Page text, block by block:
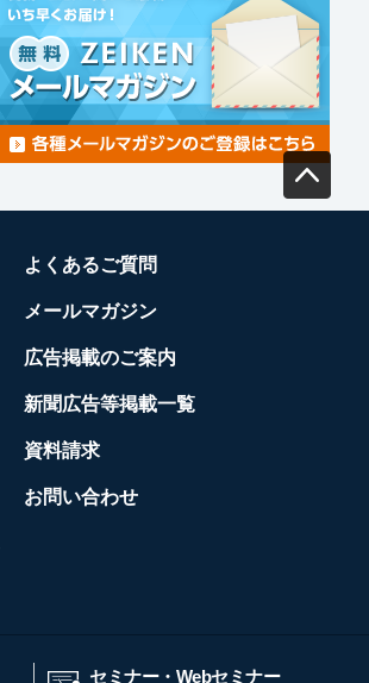
よくあるご質問
メールマガジン
広告掲載のご案内
新聞広告等掲載一覧
資料請求
お問い合わせ
セミナー・Webセミナー